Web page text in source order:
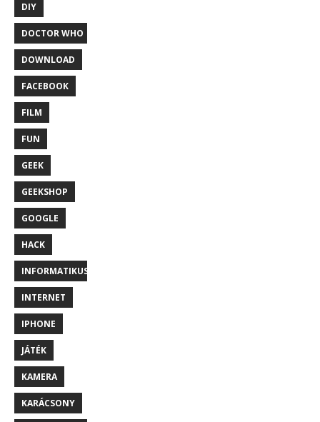
DIY
DOCTOR WHO
DOWNLOAD
FACEBOOK
FILM
FUN
GEEK
GEEKSHOP
GOOGLE
HACK
INFORMATIKUS
INTERNET
IPHONE
JÁTÉK
KAMERA
KARÁCSONY